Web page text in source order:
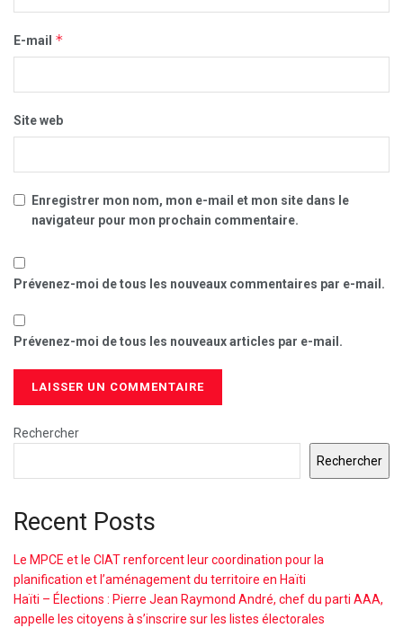
E-mail *
Site web
Enregistrer mon nom, mon e-mail et mon site dans le
navigateur pour mon prochain commentaire.
Prévenez-moi de tous les nouveaux commentaires par e-mail.
Prévenez-moi de tous les nouveaux articles par e-mail.
Rechercher
Rechercher
Recent Posts
Le MPCE et le CIAT renforcent leur coordination pour la
planification et l’aménagement du territoire en Haïti
Haïti – Élections : Pierre Jean Raymond André, chef du parti AAA,
appelle les citoyens à s’inscrire sur les listes électorales